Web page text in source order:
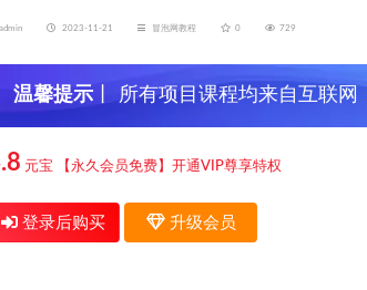
admin 2023-11-21 冒泡网教程 0 729
温馨提示 丨 所有项目课程均来自互联
信，谨防上当受骗！
元宝 【永久会员免费】开通VIP尊享特权
登录后购买 升级会员